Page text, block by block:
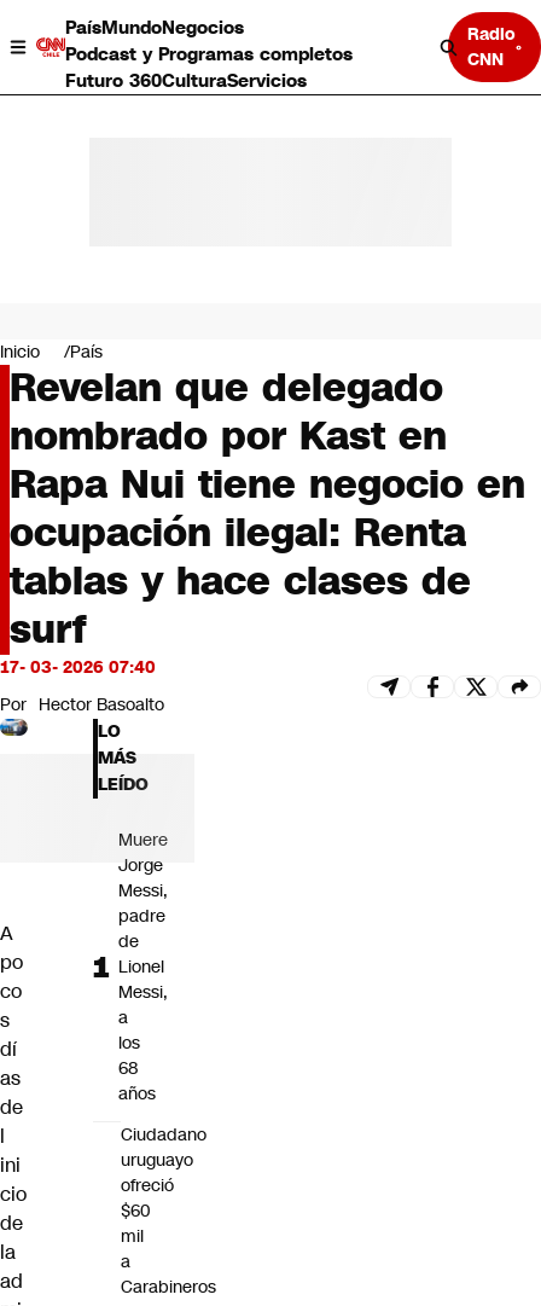
PaísMundoNegocios
Podcast y Programas completos
Futuro 360CulturaServicios
Radio
CNN
Negocios
Deportes
Programas completos
Cultura
Servicios
Bits
CNN Data
CNN tiempo
Futuro 360
Opinión
Inicio País
Revelan que delegado
nombrado por Kast en
Rapa Nui tiene negocio en
ocupación ilegal: Renta
tablas y hace clases de
surf
17- 03- 2026 07:40
Por Hector Basoalto
A
po
co
s
dí
as
de
l
ini
cio
de
la
ad
LO
MÁS
LEÍDO
Muere
Jorge
Messi,
padre
de
Lionel
Messi,
a
los
68
años
Ciudadano
uruguayo
ofreció
$60
mil
a
Carabineros